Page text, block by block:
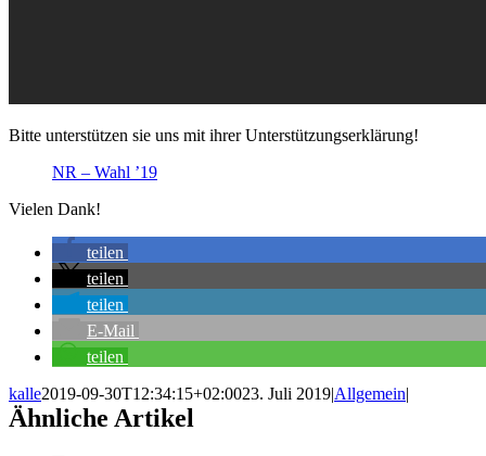
Bitte unterstützen sie uns mit ihrer Unterstützungserklärung!
NR – Wahl ’19
Vielen Dank!
teilen
teilen
teilen
E-Mail
teilen
kalle2019-09-30T12:34:15+02:0023. Juli 2019|Allgemein|
Ähnliche Artikel